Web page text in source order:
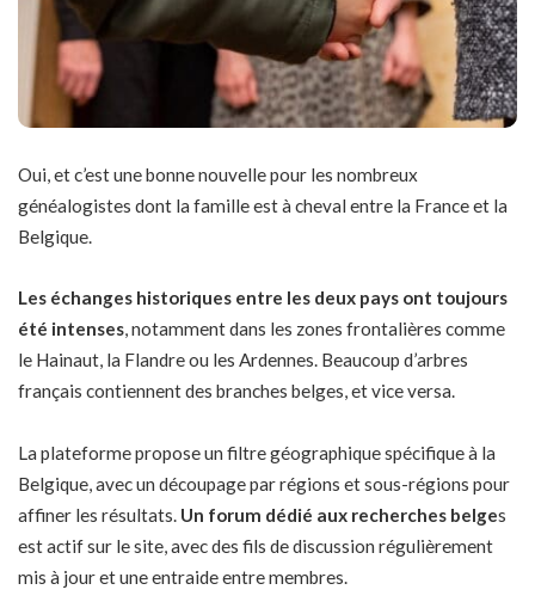
Oui, et c’est une bonne nouvelle pour les nombreux
généalogistes dont la famille est à cheval entre la France et la
Belgique.
Les échanges historiques entre les deux pays ont toujours
été intenses, notamment dans les zones frontalières comme
le Hainaut, la Flandre ou les Ardennes. Beaucoup d’arbres
français contiennent des branches belges, et vice versa.
La plateforme propose un filtre géographique spécifique à la
Belgique, avec un découpage par régions et sous-régions pour
affiner les résultats. Un forum dédié aux recherches belges
est actif sur le site, avec des fils de discussion régulièrement
mis à jour et une entraide entre membres.